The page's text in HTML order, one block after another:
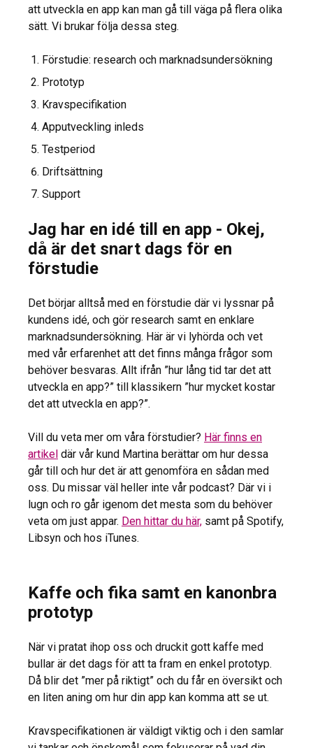
att utveckla en app kan man gå till väga på flera olika
sätt. Vi brukar följa dessa steg.
Förstudie: research och marknadsundersökning
Prototyp
Kravspecifikation
Apputveckling inleds
Testperiod
Driftsättning
Support
Jag har en idé till en app - Okej,
då är det snart dags för en
förstudie
Det börjar alltså med en förstudie där vi lyssnar på
kundens idé, och gör research samt en enklare
marknadsundersökning. Här är vi lyhörda och vet
med vår erfarenhet att det finns många frågor som
behöver besvaras. Allt ifrån ”hur lång tid tar det att
utveckla en app?” till klassikern ”hur mycket kostar
det att utveckla en app?”.
Vill du veta mer om våra förstudier? Här finns en
artikel där vår kund Martina berättar om hur dessa
går till och hur det är att genomföra en sådan med
oss. Du missar väl heller inte vår podcast? Där vi i
lugn och ro går igenom det mesta som du behöver
veta om just appar. Den hittar du här, samt på Spotify,
Libsyn och hos iTunes.
Kaffe och fika samt en kanonbra
prototyp
När vi pratat ihop oss och druckit gott kaffe med
bullar är det dags för att ta fram en enkel prototyp.
Då blir det ”mer på riktigt” och du får en översikt och
en liten aning om hur din app kan komma att se ut.
Kravspecifikationen är väldigt viktig och i den samlar